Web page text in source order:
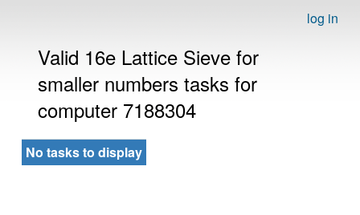
log in
Valid 16e Lattice Sieve for
smaller numbers tasks for
computer 7188304
No tasks to display